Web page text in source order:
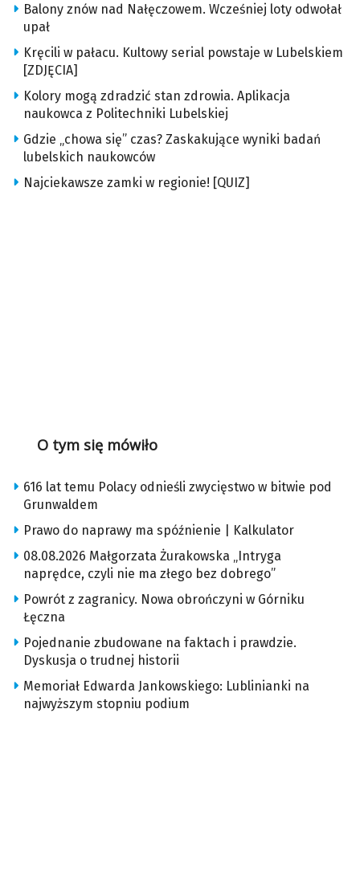
Balony znów nad Nałęczowem. Wcześniej loty odwołał
upał
Kręcili w pałacu. Kultowy serial powstaje w Lubelskiem
[ZDJĘCIA]
Kolory mogą zdradzić stan zdrowia. Aplikacja
naukowca z Politechniki Lubelskiej
Gdzie „chowa się” czas? Zaskakujące wyniki badań
lubelskich naukowców
Najciekawsze zamki w regionie! [QUIZ]
O tym się mówiło
616 lat temu Polacy odnieśli zwycięstwo w bitwie pod
Grunwaldem
Prawo do naprawy ma spóźnienie | Kalkulator
08.08.2026 Małgorzata Żurakowska „Intryga
naprędce, czyli nie ma złego bez dobrego”
Powrót z zagranicy. Nowa obrończyni w Górniku
Łęczna
Pojednanie zbudowane na faktach i prawdzie.
Dyskusja o trudnej historii
Memoriał Edwarda Jankowskiego: Lublinianki na
najwyższym stopniu podium